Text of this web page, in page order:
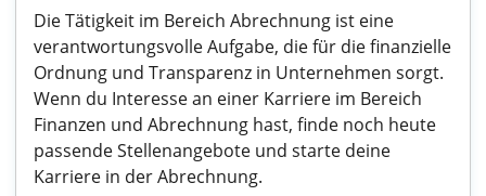
Die Tätigkeit im Bereich Abrechnung ist eine
verantwortungsvolle Aufgabe, die für die finanzielle
Ordnung und Transparenz in Unternehmen sorgt.
Wenn du Interesse an einer Karriere im Bereich
Finanzen und Abrechnung hast, finde noch heute
passende Stellenangebote und starte deine
Karriere in der Abrechnung.